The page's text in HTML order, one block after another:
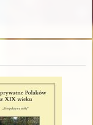
piastowskiej -